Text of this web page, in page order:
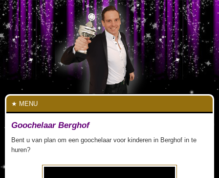
MENU
Goochelaar Berghof
Bent u van plan om een goochelaar voor kinderen in Berghof in te
huren?